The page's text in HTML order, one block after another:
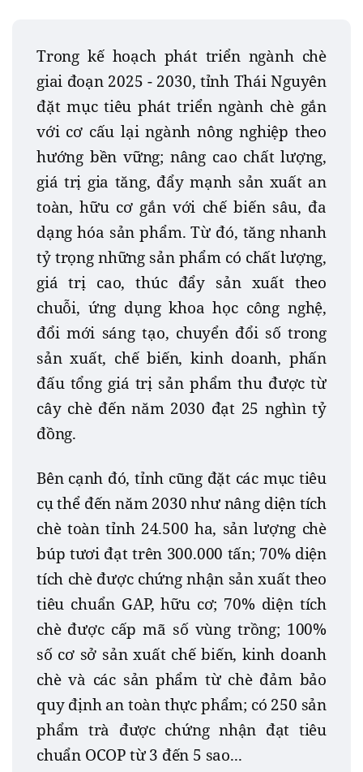
Trong kế hoạch phát triển ngành chè
giai đoạn 2025 - 2030, tỉnh Thái Nguyên
đặt mục tiêu phát triển ngành chè gắn
với cơ cấu lại ngành nông nghiệp theo
hướng bền vững; nâng cao chất lượng,
giá trị gia tăng, đẩy mạnh sản xuất an
toàn, hữu cơ gắn với chế biến sâu, đa
dạng hóa sản phẩm. Từ đó, tăng nhanh
tỷ trọng những sản phẩm có chất lượng,
giá trị cao, thúc đẩy sản xuất theo
chuỗi, ứng dụng khoa học công nghệ,
đổi mới sáng tạo, chuyển đổi số trong
sản xuất, chế biến, kinh doanh, phấn
đấu tổng giá trị sản phẩm thu được từ
cây chè đến năm 2030 đạt 25 nghìn tỷ
đồng.
Bên cạnh đó, tỉnh cũng đặt các mục tiêu
cụ thể đến năm 2030 như nâng diện tích
chè toàn tỉnh 24.500 ha, sản lượng chè
búp tươi đạt trên 300.000 tấn; 70% diện
tích chè được chứng nhận sản xuất theo
tiêu chuẩn GAP, hữu cơ; 70% diện tích
chè được cấp mã số vùng trồng; 100%
số cơ sở sản xuất chế biến, kinh doanh
chè và các sản phẩm từ chè đảm bảo
quy định an toàn thực phẩm; có 250 sản
phẩm trà được chứng nhận đạt tiêu
chuẩn OCOP từ 3 đến 5 sao...